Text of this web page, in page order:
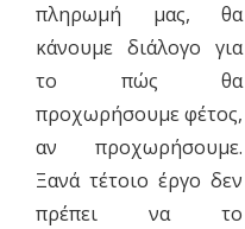
πληρωμή μας, θα
κάνουμε διάλογο για
το πώς θα
προχωρήσουμε φέτος,
αν προχωρήσουμε.
Ξανά τέτοιο έργο δεν
πρέπει να το